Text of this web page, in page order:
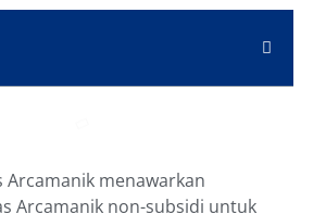
Arcamanik menawarkan
Arcamanik non-subsidi untuk